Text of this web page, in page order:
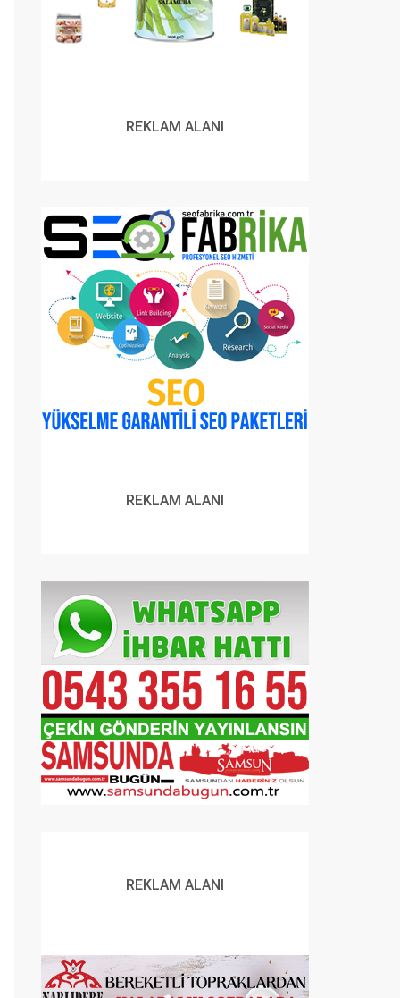
REKLAM ALANI
REKLAM ALANI
REKLAM ALANI